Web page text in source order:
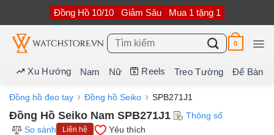
nội
dung
Đồng Hồ 10/10 Giảm Sâu Mua 1 tặng 1
Tìm
kiếm:
0
Xu Hướng Nam Nữ Reels Treo Tường Để Bàn
Đồng hồ đeo tay Đồng hồ Seiko SPB271J1
Đồng Hồ Seiko Nam SPB271J1
Thông số
So sánh
Liên hệ Yêu thích